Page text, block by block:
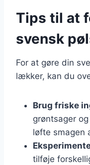
Tips til at
svensk
For at gøre din
lækker, kan du
Brug friske
grøntsager
løfte smagen
tilføje